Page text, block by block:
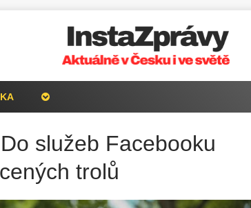
služeb Facebooku
trolů